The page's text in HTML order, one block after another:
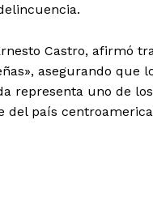
Castro, afirmó
asegurando que
representa uno de
del país